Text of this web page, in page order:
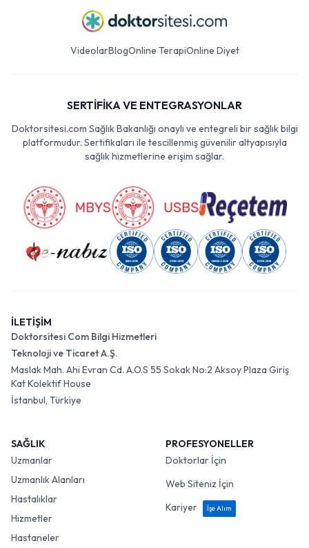
VideolarBlogOnline TerapiOnline Diyet
SERTİFİKA VE ENTEGRASYONLAR
Doktorsitesi.com Sağlık Bakanlığı onaylı ve entegreli bir sağlık bilgi
platformudur. Sertifikaları ile tescillenmiş güvenilir altyapısıyla
sağlık hizmetlerine erişim sağlar.
İLETİŞİM
Doktorsitesi Com Bilgi Hizmetleri
Teknoloji ve Ticaret A.Ş.
Maslak Mah. Ahi Evran Cd. A.O.S 55 Sokak No:2 Aksoy Plaza Giriş
Kat Kolektif House
İstanbul, Türkiye
SAĞLIK
Uzmanlar
Uzmanlık Alanları
Hastalıklar
Hizmetler
Hastaneler
PROFESYONELLER
Doktorlar İçin
Web Siteniz İçin
Kariyer
İşe Alım